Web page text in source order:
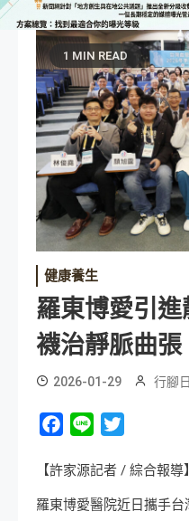
1 MIN READ
健康養生
羅東博愛引
襪治靜脈曲張
2026-01-29 行腳
Facebook
Line
【許家源記者 / 綜合報導】
羅東博愛醫院近日攜手